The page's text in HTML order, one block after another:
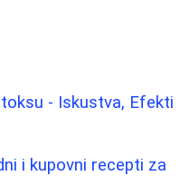
- Iskustva, Efekti
i kupovni recepti za